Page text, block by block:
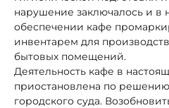
нарушение заключалось и в
обеспечении кафе
инвентарем для
бытовых помещений.
Деятельность кафе в
приостановлена по
городского суда.